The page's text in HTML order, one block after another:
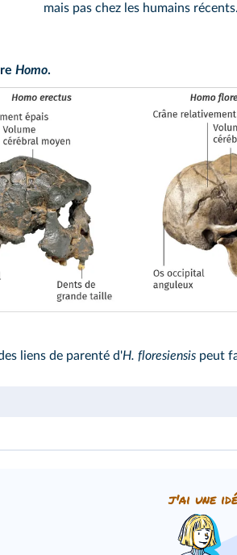
mais pas chez les humains récents.
Homo.
liens de parenté d'H. floresiensis peut
j'ai une